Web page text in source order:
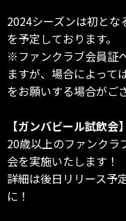
2024シーズンは初と
を予定しております。
※ファンクラブ会員証
ますが、場合によって
をお願いする場合がご
【ガンバビール試飲会】
20歳以上のファンクラ
会を実施いたします！
詳細は後日リリース予
に！